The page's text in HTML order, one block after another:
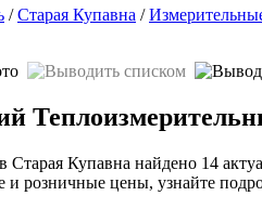
/Старая Купавна /
Купавна найдено 14
розничные цены, узнайте